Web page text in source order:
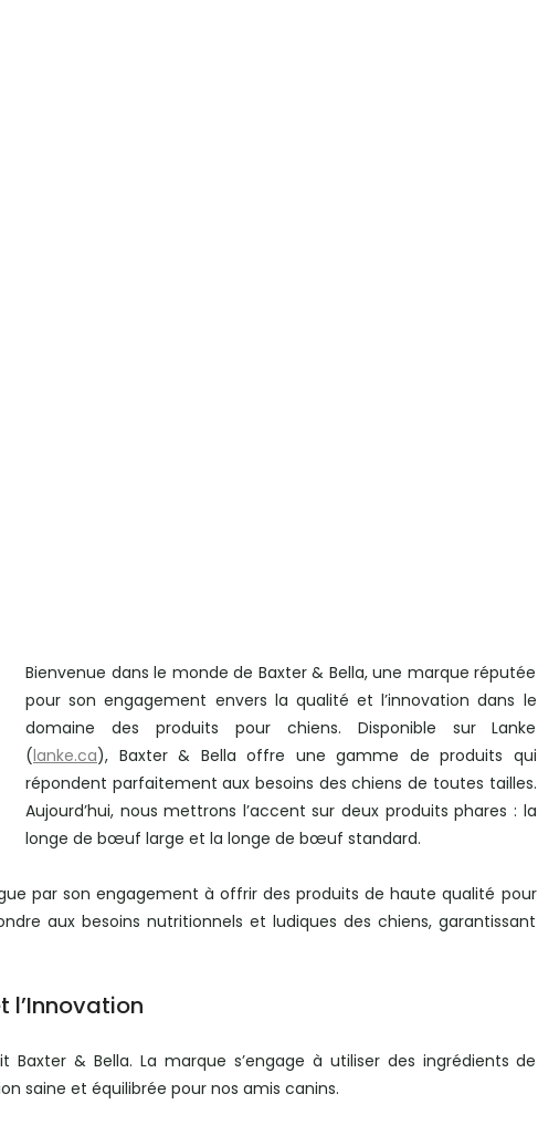
Bienvenue dans le monde de Baxter & Bella, une marque réputée
pour son engagement envers la qualité et l’innovation dans le
domaine des produits pour chiens. Disponible sur Lanke
(lanke.ca), Baxter & Bella offre une gamme de produits qui
répondent parfaitement aux besoins des chiens de toutes tailles.
Aujourd’hui, nous mettrons l’accent sur deux produits phares : la
longe de bœuf large et la longe de bœuf standard.
par son engagement à offrir des produits de haute qualité pour
aux besoins nutritionnels et ludiques des chiens, garantissant
l’Innovation
& Bella. La marque s’engage à utiliser des ingrédients de
saine et équilibrée pour nos amis canins.